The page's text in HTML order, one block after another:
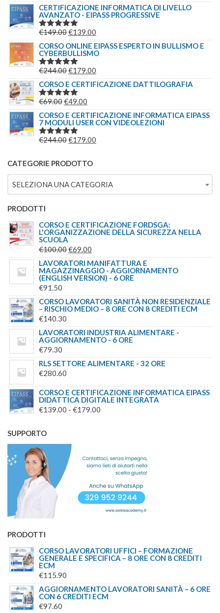
PREZZO
ORIGINALE
ERA:
PREZZO
ATTUALE
CERTIFICAZIONE INFORMATICA DI LIVELLO
AVANZATO - EIPASS PROGRESSIVE
VALUTATO
€149.00IL
PREZZO
ORIGINALE
ERA:
€139.00
PREZZO
ATTUALE
CORSO ONLINE EIPASS ESPERTO IN BULLISMO E
CYBERBULLISMO
VALUTATO
€244.00IL
PREZZO
ORIGINALE
ERA:
€244.00.
€179.00
PREZZO
€179.00.
CORSO E CERTIFICAZIONE DATTILOGRAFIA
VALUTATO
€69.00IL
PREZZO
ORIGINALE
ERA:
€49.00
PREZZO
ATTUALE
È:
CORSO E CERTIFICAZIONE INFORMATICA EIPASS
7 MODULI USER CON VIDEOLEZIONI
VALUTATO
€244.00IL
ORIGINALE
ERA:
€244.00.
€179.00
È:
€179.00.
CATEGORIE PRODOTTO
SELEZIONA UNA CATEGORIA
PRODOTTI
CORSO E CERTIFICAZIONE FORDSGA:
L'ORGANIZZAZIONE DELLA SICUREZZA NELLA
SCUOLA
€100.00IL
PREZZO
ORIGINALE
€69.00
PREZZO
ATTUALE
LAVORATORI MANIFATTURA E
MAGAZZINAGGIO - AGGIORNAMENTO
(ENGLISH VERSION) - 6 ORE
€91.50
CORSO LAVORATORI SANITÀ NON RESIDENZIALE
– RISCHIO MEDIO – 8 ORE CON 8 CREDITI ECM
€140.30
LAVORATORI INDUSTRIA ALIMENTARE -
AGGIORNAMENTO - 6 ORE
€79.30
RLS SETTORE ALIMENTARE - 32 ORE
€280.60
CORSO E CERTIFICAZIONE INFORMATICA EIPASS
DIDATTICA DIGITALE INTEGRATA
€139.00 - €179.00
€139.00
A
SUPPORTO
PRODOTTI
CORSO LAVORATORI UFFICI – FORMAZIONE
GENERALE E SPECIFICA – 8 ORE CON 8 CREDITI
ECM
€115.90
AGGIORNAMENTO LAVORATORI SANITÀ – 6 ORE
CON 6 CREDITI ECM
€97.60